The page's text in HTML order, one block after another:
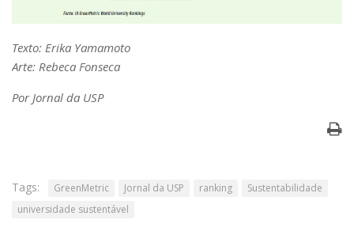
Texto: Erika Yamamoto
Arte: Rebeca Fonseca
Por Jornal da USP
Tags: GreenMetric Jornal da USP ranking
Sustentabilidade
universidade sustentável